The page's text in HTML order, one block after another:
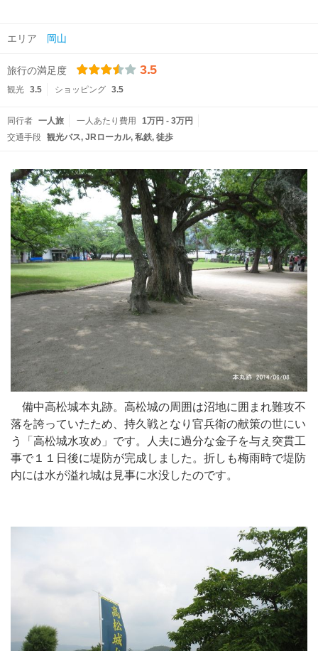
エリア 岡山
旅行の満足度 3.5
観光 3.5 ショッピング 3.5
同行者 一人旅 一人あたり費用
1万円 - 3万円
交通手段 観光バス JRローカル 私鉄 徒歩
備中高松城本丸跡。高松城の周囲は沼地に囲まれ難攻不
落を誇っていたため、持久戦となり官兵衛の献策の世にい
う「高松城水攻め」です。人夫に過分な金子を与え突貫工
事で１１日後に堤防が完成しました。折しも梅雨時で堤防
内には水が溢れ城は見事に水没したのです。